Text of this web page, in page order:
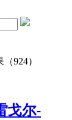
924）
戈尔-